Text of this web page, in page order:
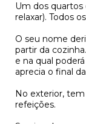
Um dos
relaxar). Todos
O seu nome
partir da
e na qual
aprecia o final
No exterior,
refeições.